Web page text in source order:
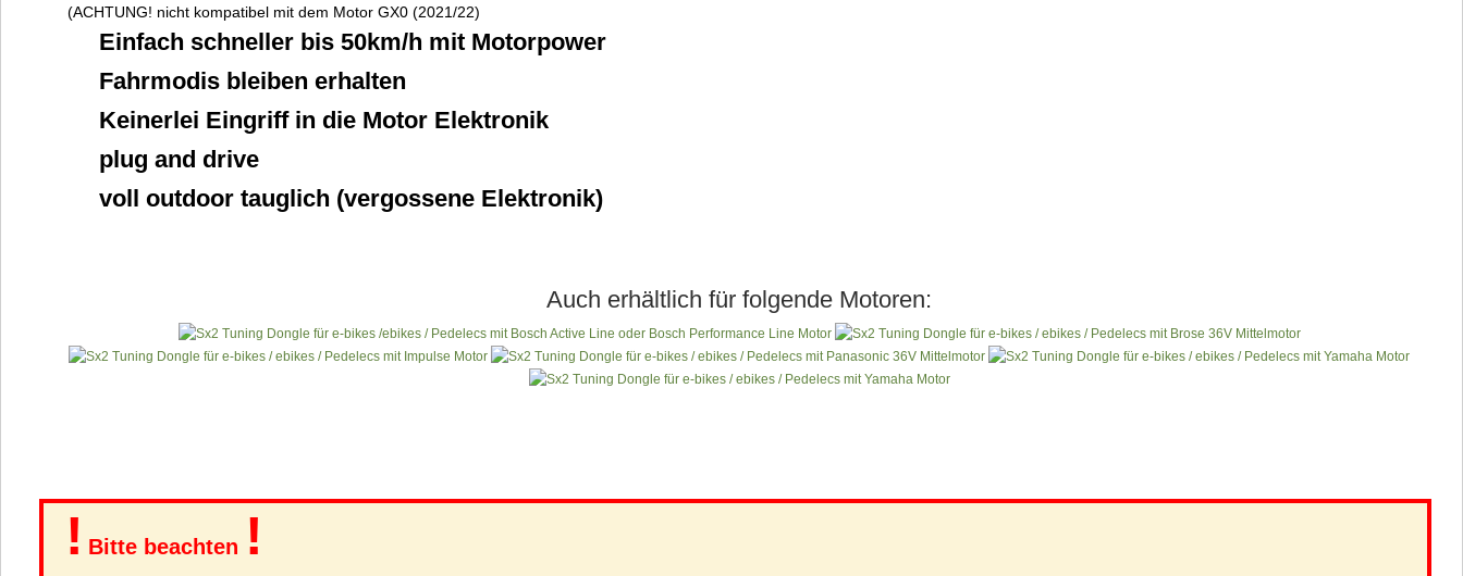
(ACHTUNG! nicht kompatibel mit dem Motor GX0 (2021/22)
Einfach schneller bis 50km/h mit Motorpower
Fahrmodis bleiben erhalten
Keinerlei Eingriff in die Motor Elektronik
plug and drive
voll outdoor tauglich (vergossene Elektronik)
Auch erhältlich für folgende Motoren:
! Bitte beachten !